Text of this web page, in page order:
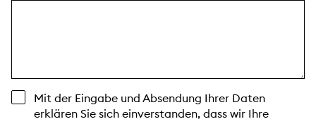
Mit der Eingabe und Absendung Ihrer Daten
erklären Sie sich einverstanden, dass wir Ihre